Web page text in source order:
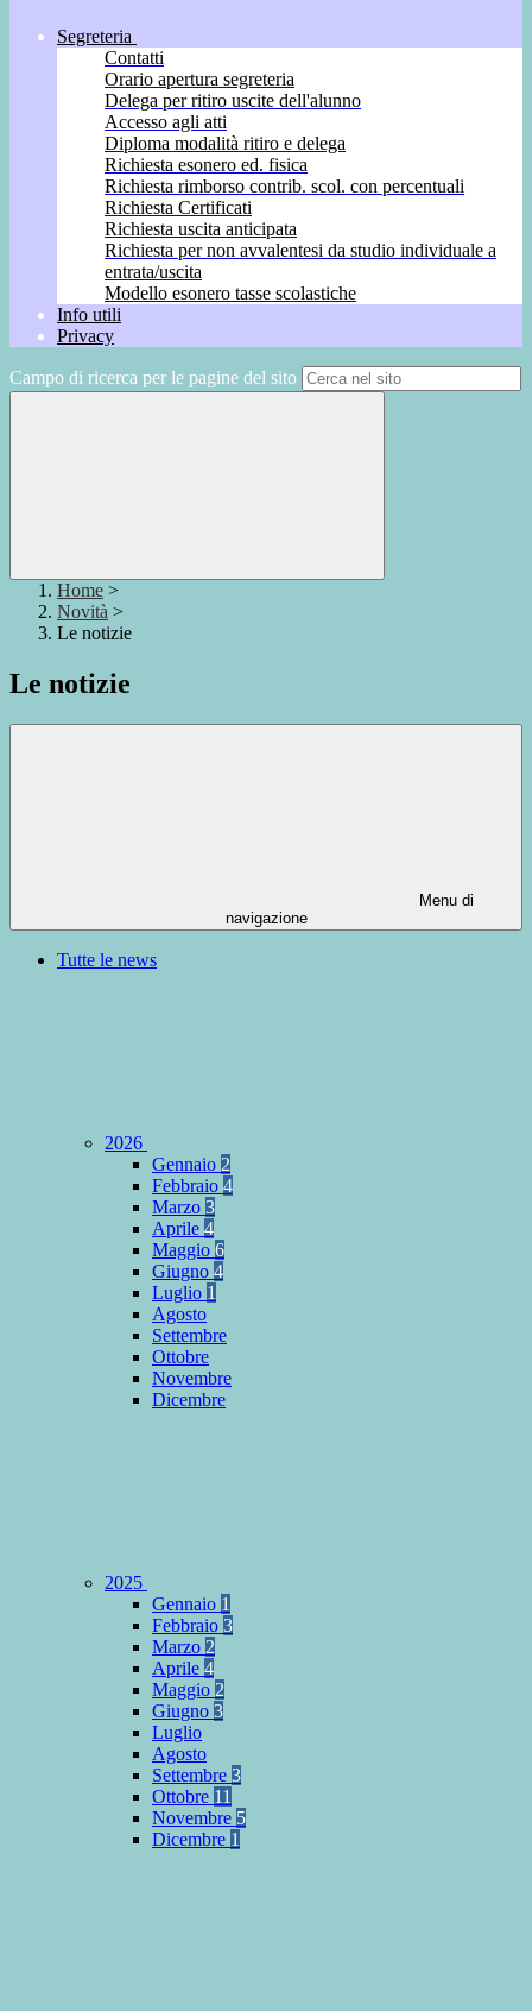
Segreteria
Contatti
Orario apertura segreteria
Delega per ritiro uscite dell'alunno
Accesso agli atti
Diploma modalità ritiro e delega
Richiesta esonero ed. fisica
Richiesta rimborso contrib. scol. con percentuali
Richiesta Certificati
Richiesta uscita anticipata
Richiesta per non avvalentesi da studio individuale a
entrata/uscita
Modello esonero tasse scolastiche
Info utili
Privacy
Campo di ricerca per le pagine del sito
Home >
Novità >
Le notizie
Le notizie
Menu di
navigazione
Tutte le news
2026
Gennaio 2
Febbraio 4
Marzo 3
Aprile 4
Maggio 6
Giugno 4
Luglio 1
Agosto
Settembre
Ottobre
Novembre
Dicembre
2025
Gennaio 1
Febbraio 3
Marzo 2
Aprile 4
Maggio 2
Giugno 3
Luglio
Agosto
Settembre 3
Ottobre 11
Novembre 5
Dicembre 1